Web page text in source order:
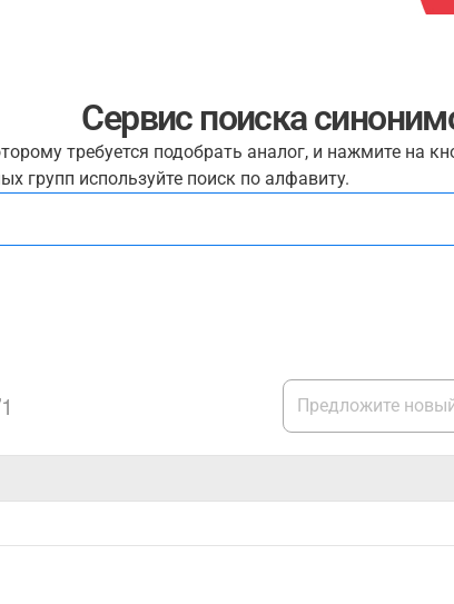
Сервис поиска
требуется подобрать аналог, и нажмите на
групп используйте поиск по алфавиту.
1